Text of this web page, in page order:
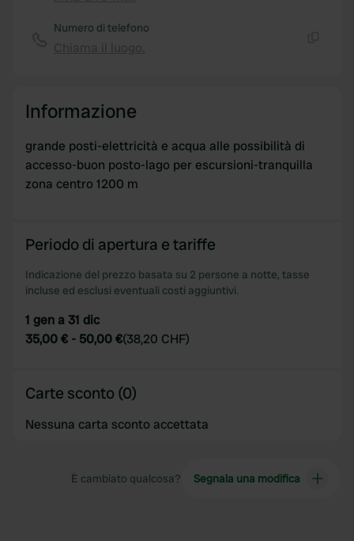
Numero di telefono
Informazione
grande posti-elettricità e acqua alle possibilità di
accesso-buon posto-lago per escursioni-tranquilla
zona centro 1200 m
Periodo di apertura e tariffe
Indicazione del prezzo basata su 2 persone a notte, tasse
incluse ed esclusi eventuali costi aggiuntivi.
1 gen a 31 dic
35,00 € - 50,00 €(38,20 CHF)
Carte sconto (0)
Nessuna carta sconto accettata
È cambiato qualcosa? Segnala una modifica